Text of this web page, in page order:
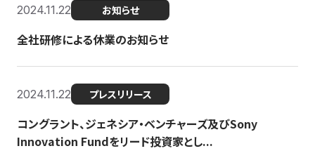
2024.11.22 お知らせ
全社研修による休業のお知らせ
2024.11.22 プレスリリース
コングラント、ジェネシア・ベンチャーズ及びSony
Innovation Fundをリード投資家とし...